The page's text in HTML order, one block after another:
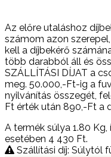
Az előre utaláshoz
számom azon
kell a díjbekérő
több darabból áll és
SZÁLLÍTÁSI DÍJAT a
meg. 50.000,-Ft-ig a
nyilvánítás összegét,
Ft érték után 890,-Ft a
A termék súlya 1.80 Kg,
esetében 4 430 Ft.
Szállítási díj: Súlytól